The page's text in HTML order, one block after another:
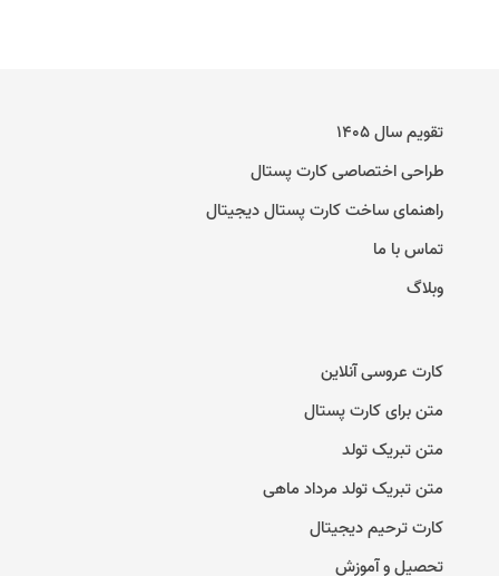
تقویم سال ۱۴۰۵
طراحی اختصاصی کارت پستال
راهنمای ساخت کارت پستال دیجیتال
تماس با ما
وبلاگ
کارت عروسی آنلاین
متن برای کارت پستال
متن تبریک تولد
متن تبریک تولد مرداد ماهی
کارت ترحیم دیجیتال
تحصیل و آموزش